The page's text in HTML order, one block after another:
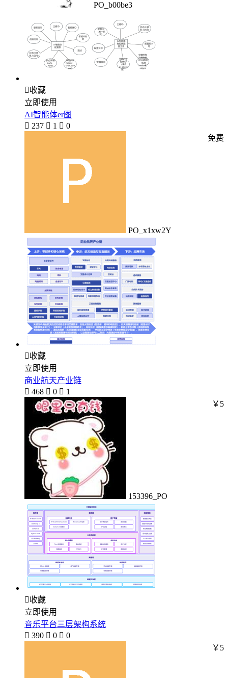
PO_b00be3
收藏
立即使用
AI智能体er图
 237  1  0
PO_x1xw2Y
免费
收藏
立即使用
商业航天产业链
 468  0  1
153396_PO
￥5
收藏
立即使用
音乐平台三层架构系统
 390  0  0
￥5